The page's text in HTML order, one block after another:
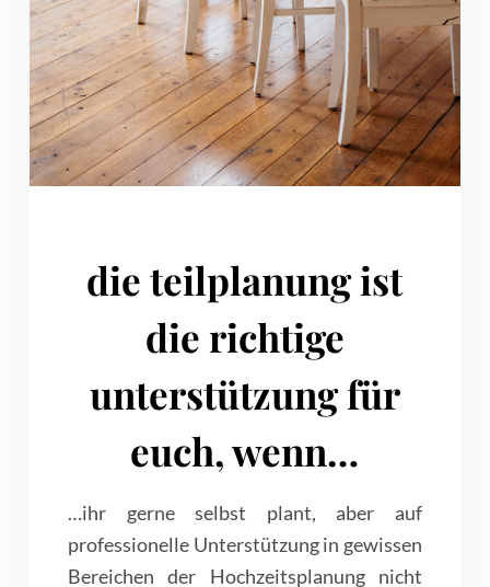
die teilplanung ist
die richtige
unterstützung für
euch, wenn…
…ihr gerne selbst plant, aber auf
professionelle Unterstützung in gewissen
Bereichen der Hochzeitsplanung nicht